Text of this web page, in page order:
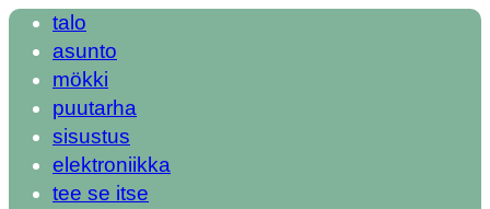
talo
asunto
mökki
puutarha
sisustus
elektroniikka
tee se itse